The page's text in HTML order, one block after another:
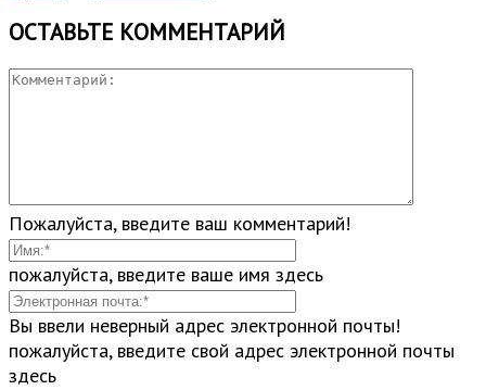
ОСТАВЬТЕ КОММЕНТАРИЙ
Пожалуйста, введите ваш комментарий!
пожалуйста, введите ваше имя здесь
Вы ввели неверный адрес электронной почты!
пожалуйста, введите свой адрес электронной почты
здесь